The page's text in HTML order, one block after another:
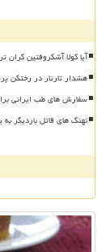
آیا کولا آشکروفتین گران
هشدار تارتار در رختکن
سفارش های طب ایرانی
نهنگ های قاتل باردیگر